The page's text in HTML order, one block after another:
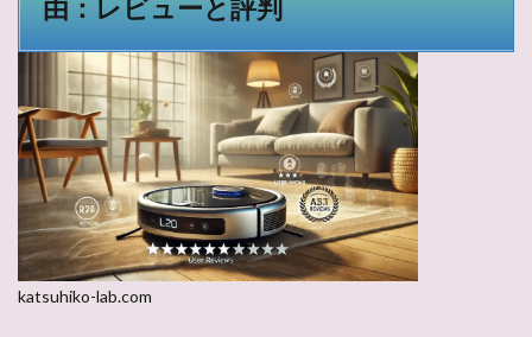
由：レビューと評判
katsuhiko-lab.com